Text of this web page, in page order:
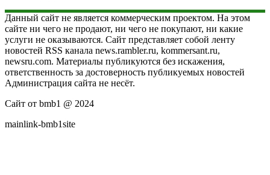
Данный сайт не является коммерческим проектом. На этом
сайте ни чего не продают, ни чего не покупают, ни какие
услуги не оказываются. Сайт представляет собой ленту
новостей RSS канала news.rambler.ru, kommersant.ru,
newsru.com. Материалы публикуются без искажения,
ответственность за достоверность публикуемых новостей
Администрация сайта не несёт.
Сайт от bmb1 @ 2024
mainlink-bmb1site